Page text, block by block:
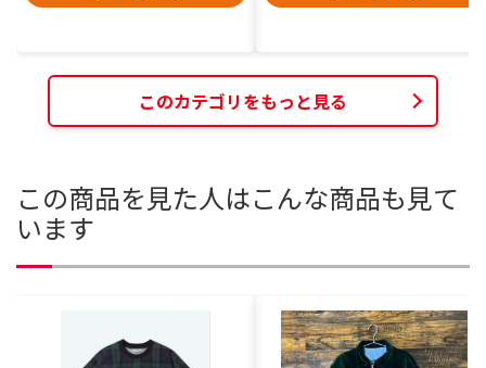
このカテゴリをもっと見る
この商品を見た人はこんな商品も見て
います